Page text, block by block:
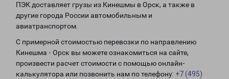
ПЭК доставляет грузы из Кинешмы в Орск, а также в
другие города России автомобильным и
авиатранспортом.
С примерной стоимостью перевозки по направлению
Кинешма - Орск вы можете ознакомиться на сайте,
произвести расчет стоимости с помощью онлайн-
калькулятора или позвонить нам по телефону: +7 (495)